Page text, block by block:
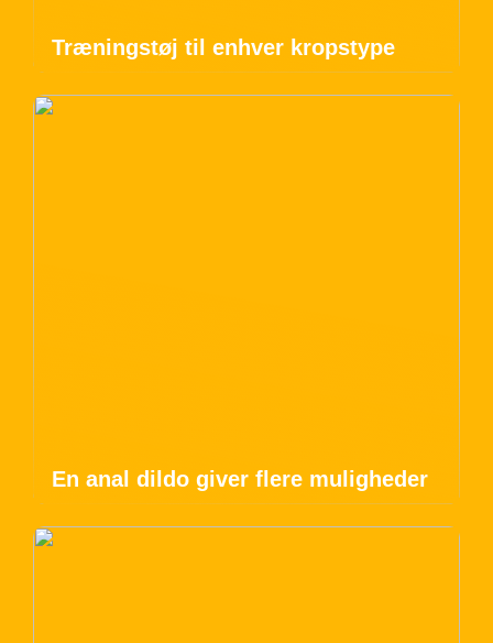
Træningstøj til enhver kropstype
En anal dildo giver flere muligheder